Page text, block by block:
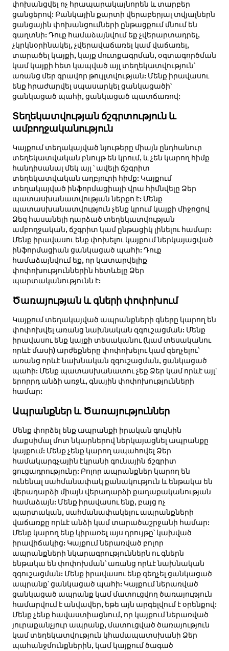
փոխանցվել ոչ հրապարակայնորեն և տարբեր
ցանցերով: Բանկային քարտի վերաբերյալ տվյալներն
ցանցային փոխանցումների ընթացքում մնում են
գաղտնի: Դուք համաձայնվում եք չվերարտադրել,
չկրկնօրինակել, չվերավաճառել կամ վաճառել,
տարածել կայքի, կայք մուտքագրման, օգտագործման
կամ կայքի հետ կապված այլ տեղեկատվություն՝
առանց մեր գրավոր թույլտվության: Մենք իրավասու
ենք հրաժարվել սպասարկել ցանկացածի՝
ցանկացած պահի, ցանկացած պատճառով:
Տեղեկատվության ճշգրտություն և
ամբողջականություն
Կայքում տեղակայված նյութերը միայն ընդհանուր
տեղեկատվական բնույթ են կրում, և չեն կարող հիմք
հանդիսանալ մեկ այլ ՝ ավելի ճշգրիտ
տեղեկատվական աղբյուրի հիմք: Կայքում
տեղակայված ինֆորմացիայի վրա հիմնվելը Ձեր
պատասխանատվության ներքո է: Մենք
պատասխանատվություն չենք կրում կայքի միջոցով
Ձեզ հասանելի դարձած տեղեկատվության
ամբողջական, ճշգրիտ կամ ընթացիկ լինելու համար:
Մենք իրավասու ենք փոխելու կայքում ներկայացված
ինֆորմացիան ցանկացած պահի: Դուք
համաձայնվում եք, որ կատարվելիք
փոփոխություններին հետևելը Ձեր
պարտականությունն է:
Ծառայության և գների փոփոխում
Կայքում տեղակայված ապրանքների գները կարող են
փոփոխվել առանց նախնական զգուշացման: Մենք
իրավասու ենք կայքի տեսականու (կամ տեսականու
որևէ մասի) արժեքները փոփոխելու կամ զեղչելու՝
առանց որևէ նախնական զգուշացման, ցանկացած
պահի: Մենք պատասխանատու չեք Ձեր կամ որևէ այլ՝
երորրդ անձի առջև, գնային փոփոխությունների
համար:
Ապրանքներ և Ծառայություններ
Մենք փորձել ենք ապրանքի իրական գույնին
մաքսիմալ մոտ նկարներով ներկայացնել ապրանքը
կայքում: Մենք չենք կարող ապահովել Ձեր
համակարգչային էկրանի գունային ճշգրիտ
ցուցադրությունը: Բոլոր ապրանքներ կարող են
ունենալ սահմանափակ քանակություն և ենթակա են
վերադարձի միայն վերադարձի քաղաքականության
համաձայն: Մենք իրավասու ենք, բայց ոչ
պարտական, սահմանափակելու ապրանքների
վաճառքը որևէ անձի կամ տարածաշրջանի համար:
Մենք կարող ենք կիրառել այս դրույթը՝ կախված
իրավիճակից: Կայքում ներառված բոլոր
ապրանքների նկարագրություններն ու գներն
ենթակա են փոփոխման՝ առանց որևէ նախնական
զգուշացման: Մենք իրավասու ենք զեղչել ցանկացած
ապրանք՝ ցանկացած պահի: Կայքում ներառված
ցանկացած ապրանք կամ մատուցվող ծառայություն
համարվում է անվավեր, եթե այն արգելվում է օրենքով:
Մենք չենք հավաստիացնում, որ կայքում ներառված
յուրաքանչյուր ապրանք, մատուցված ծառայություն
կամ տեղեկատվություն կհամապատսխանի Ձեր
պահանջմունքներին, կամ կայքում ծագած